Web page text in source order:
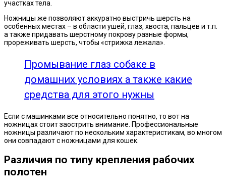
участках тела.
Ножницы же позволяют аккуратно выстричь шерсть на
особенных местах – в области ушей, глаз, хвоста, пальцев и т.п.
а также придавать шерстному покрову разные формы,
прореживать шерсть, чтобы «стрижка лежала».
Промывание глаз собаке в
домашних условиях а также какие
средства для этого нужны
Если с машинками все относительно понятно, то вот на
ножницах стоит заострить внимание. Профессиональные
ножницы различают по нескольким характеристикам, во многом
они совпадают с ножницами для кошек.
Различия по типу крепления рабочих
полотен